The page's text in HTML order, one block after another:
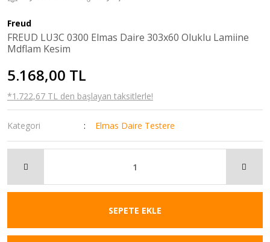
Freud
FREUD LU3C 0300 Elmas Daire 303x60 Oluklu Lamiine
Mdflam Kesim
5.168,00 TL
*1.722,67 TL den başlayan taksitlerle!
Kategori Elmas Daire Testere
SEPETE EKLE